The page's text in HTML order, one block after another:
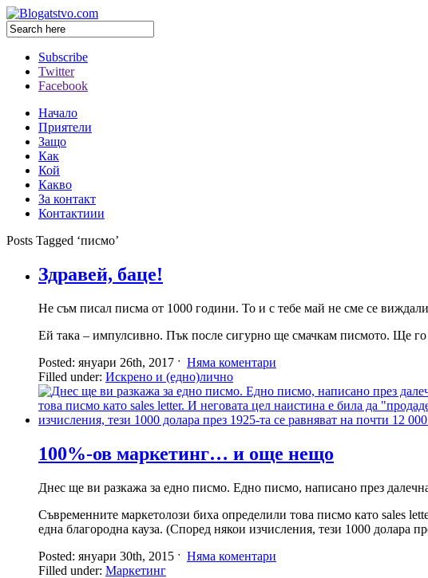
Subscribe
Twitter
Facebook
Начало
Приятели
Защо
Как
Кой
Какво
За контакт
Контактиии
Posts Tagged ‘писмо’
Здравей, баце!
Не съм писал писма от 1000 години. То и с тебе май не сме се
Ей така – импулсивно. Пък после сигурно ще смачкам писмото. Ще
Posted: януари 26th, 2017 ˑ Няма коментари
Filled under: Искрено и (едно)лично
100%-ов маркетинг… и още нещо
Днес ще ви разкажа за едно писмо. Едно писмо, написано през
Съвременните маркетолози биха определили това писмо като sales
една благородна кауза. (Според някои изчисления, тези 1000 долара
Posted: януари 30th, 2015 ˑ Няма коментари
Filled under: Маркетинг